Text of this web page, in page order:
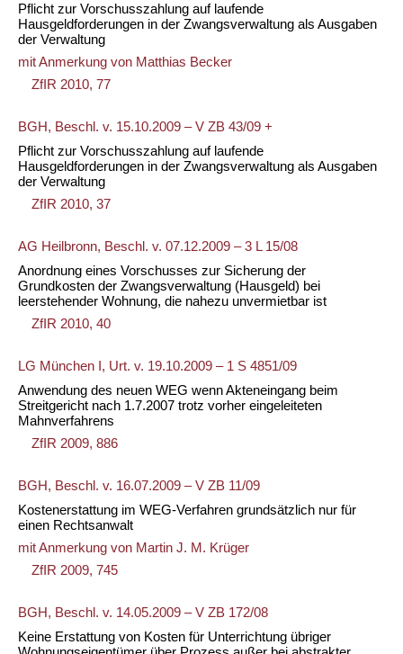
Pflicht zur Vorschusszahlung auf laufende
Hausgeldforderungen in der Zwangsverwaltung als Ausgaben
der Verwaltung
mit Anmerkung von Matthias Becker
ZfIR 2010, 77
BGH, Beschl. v. 15.10.2009 – V ZB 43/09 +
Pflicht zur Vorschusszahlung auf laufende
Hausgeldforderungen in der Zwangsverwaltung als Ausgaben
der Verwaltung
ZfIR 2010, 37
AG Heilbronn, Beschl. v. 07.12.2009 – 3 L 15/08
Anordnung eines Vorschusses zur Sicherung der
Grundkosten der Zwangsverwaltung (Hausgeld) bei
leerstehender Wohnung, die nahezu unvermietbar ist
ZfIR 2010, 40
LG München I, Urt. v. 19.10.2009 – 1 S 4851/09
Anwendung des neuen WEG wenn Akteneingang beim
Streitgericht nach 1.7.2007 trotz vorher eingeleiteten
Mahnverfahrens
ZfIR 2009, 886
BGH, Beschl. v. 16.07.2009 – V ZB 11/09
Kostenerstattung im WEG-Verfahren grundsätzlich nur für
einen Rechtsanwalt
mit Anmerkung von Martin J. M. Krüger
ZfIR 2009, 745
BGH, Beschl. v. 14.05.2009 – V ZB 172/08
Keine Erstattung von Kosten für Unterrichtung übriger